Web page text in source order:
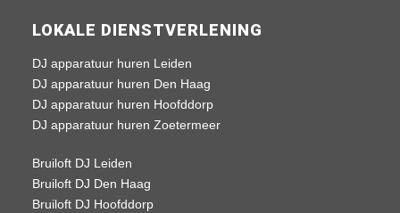
LOKALE DIENSTVERLENING
DJ apparatuur huren Leiden
DJ apparatuur huren Den Haag
DJ apparatuur huren Hoofddorp
DJ apparatuur huren Zoetermeer
Bruiloft DJ Leiden
Bruiloft DJ Den Haag
Bruiloft DJ Hoofddorp